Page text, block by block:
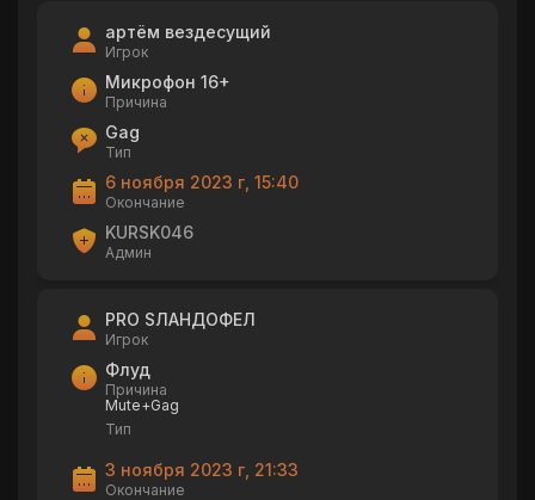
артём вездесущий
Игрок
Микрофон 16+
Причина
Gag
Тип
6 ноября 2023 г, 15:40
Окончание
KURSK046
Админ
PRO SЛАНДОФЕЛ
Игрок
Флуд
Причина
Mute+Gag
Тип
3 ноября 2023 г, 21:33
Окончание